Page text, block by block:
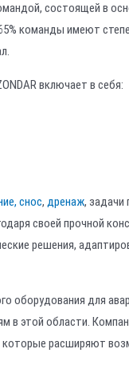
состоящей в
команды имеют
включает в себя:
снос, дренаж,
своей прочной
решения,
оборудования для
в этой области.
расширяют